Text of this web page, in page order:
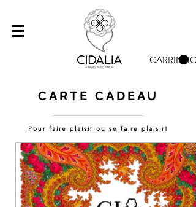
CARRINHO
CARTE CADEAU
Pour faire plaisir ou se faire plaisir!